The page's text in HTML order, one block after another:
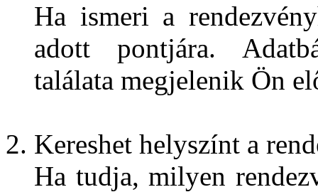
Ha ismeri a
adott pontjára.
találata megjelenik Ön
Kereshet helyszínt a
Ha tudja, milyen